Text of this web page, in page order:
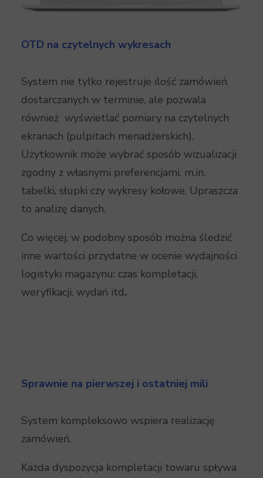
OTD na czytelnych wykresach
System nie tylko rejestruje ilość zamówień
dostarczanych w terminie, ale pozwala
również wyświetlać pomiary na czytelnych
ekranach (pulpitach menadżerskich).
Użytkownik może wybrać sposób wizualizacji
zgodny z własnymi preferencjami, m.in.
tabelki, słupki czy wykresy kołowe. Upraszcza
to analizę danych.
Co więcej, w podobny sposób można śledzić
inne wartości przydatne w ocenie wydajności
logistyki magazynu: czas kompletacji,
weryfikacji, wydań itd.
Sprawnie na pierwszej i ostatniej mili
System kompleksowo wspiera realizację
zamówień.
Każda dyspozycja kompletacji towaru spływa